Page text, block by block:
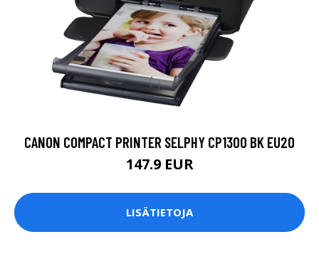
CANON COMPACT PRINTER SELPHY CP1300 BK EU20
147.9 EUR
LISÄTIETOJA